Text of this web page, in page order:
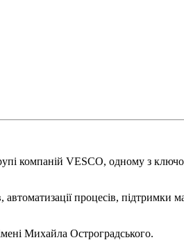
компаній VESCO, одному з
процесів, підтримки
Михайла Остроградського.